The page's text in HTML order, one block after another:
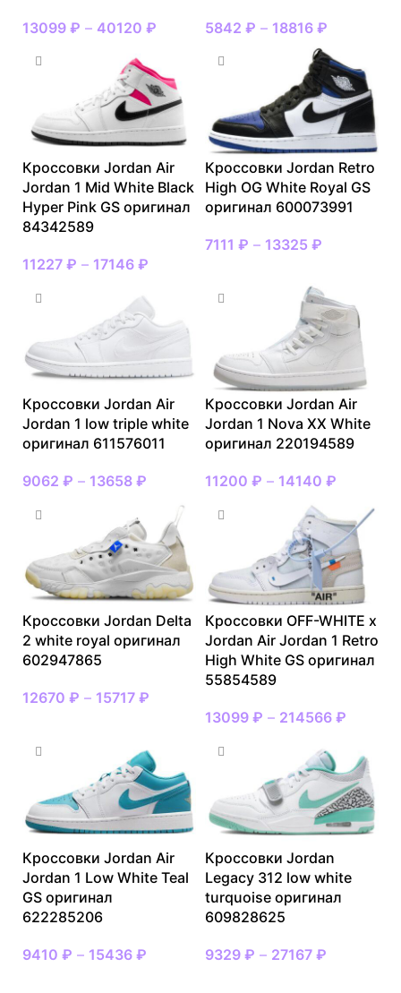
13099 ₽ – 40120 ₽ 5842 ₽ – 18816 ₽
Кроссовки Jordan Air
Jordan 1 Mid White Black
Hyper Pink GS оригинал
84342589
11227 ₽ – 17146 ₽
Кроссовки Jordan Retro
High OG White Royal GS
оригинал 600073991
7111 ₽ – 13325 ₽
Кроссовки Jordan Air
Jordan 1 low triple white
оригинал 611576011
9062 ₽ – 13658 ₽
Кроссовки Jordan Air
Jordan 1 Nova XX White
оригинал 220194589
11200 ₽ – 14140 ₽
Кроссовки Jordan Delta
2 white royal оригинал
602947865
12670 ₽ – 15717 ₽
Кроссовки OFF-WHITE x
Jordan Air Jordan 1 Retro
High White GS оригинал
55854589
13099 ₽ – 214566 ₽
Кроссовки Jordan Air
Jordan 1 Low White Teal
GS оригинал
622285206
9410 ₽ – 15436 ₽
Кроссовки Jordan
Legacy 312 low white
turquoise оригинал
609828625
9329 ₽ – 27167 ₽